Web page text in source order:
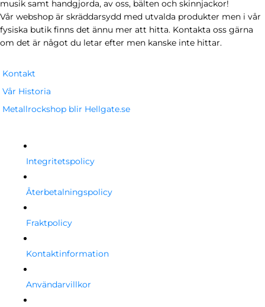
musik samt handgjorda, av oss, bälten och skinnjackor!
Vår webshop är skräddarsydd med utvalda produkter men i vår
fysiska butik finns det ännu mer att hitta. Kontakta oss gärna
om det är något du letar efter men kanske inte hittar.
Kontakt
Vår Historia
Metallrockshop blir Hellgate.se
Integritetspolicy
Återbetalningspolicy
Fraktpolicy
Kontaktinformation
Användarvillkor